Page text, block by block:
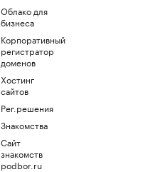
Облако для
бизнеса
Корпоративный
регистратор
доменов
Хостинг
сайтов
Рег.решения
Знакомства
Сайт
знакомств
podbor.ru